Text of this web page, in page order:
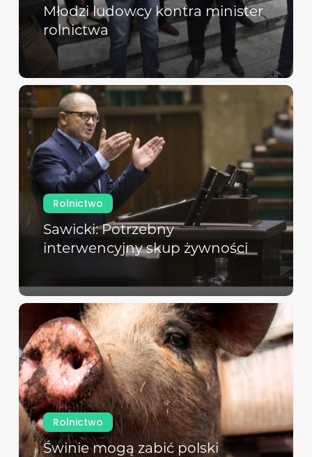
Młodzi ludowcy kontra minister
rolnictwa
Rolnictwo
Sawicki: Potrzebny
interwencyjny skup żywności
Rolnictwo
Świnie mogą zabić polski